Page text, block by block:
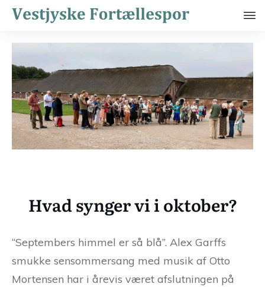
Hvad synger vi i oktober?
“Septembers himmel er så blå”. Alex Garffs
smukke sensommersang med musik af Otto
Mortensen har i årevis været afslutningen på